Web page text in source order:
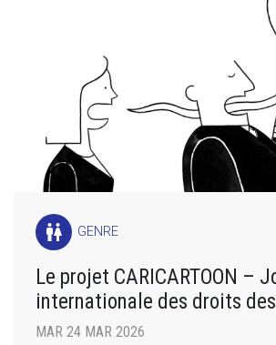
wc GENRE
Le projet CARICARTOON –
internationale des droits
MAR 24 MAR 2026